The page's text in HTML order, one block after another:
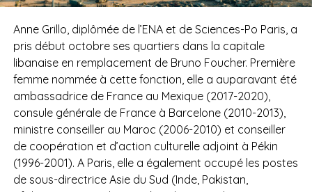
Anne Grillo, diplômée de l’ENA et de Sciences-Po Paris, a
pris début octobre ses quartiers dans la capitale
libanaise en remplacement de Bruno Foucher. Première
femme nommée à cette fonction, elle a auparavant été
ambassadrice de France au Mexique (2017-2020),
consule générale de France à Barcelone (2010-2013),
ministre conseiller au Maroc (2006-2010) et conseiller
de coopération et d’action culturelle adjoint à Pékin
(1996-2001). A Paris, elle a également occupé les postes
de sous-directrice Asie du Sud (Inde, Pakistan,